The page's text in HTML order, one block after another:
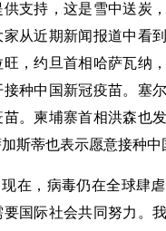
支持，这是雪中送炭
从近期新闻报道中看
，约旦首相哈萨瓦纳
接种中国新冠疫苗。塞
。柬埔寨首相洪森也
斯蒂也表示愿意接种中
在，病毒仍在全球肆
国际社会共同努力。